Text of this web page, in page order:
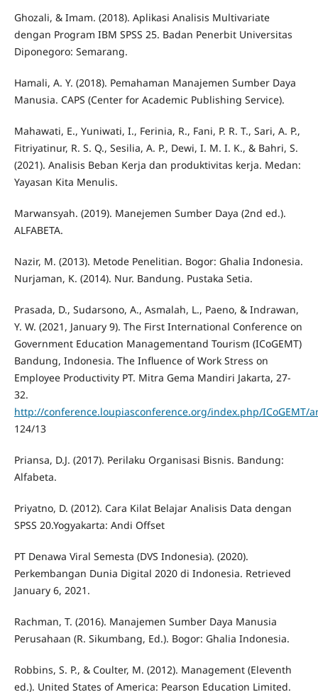
Ghozali, & Imam. (2018). Aplikasi Analisis Multivariate
dengan Program IBM SPSS 25. Badan Penerbit Universitas
Diponegoro: Semarang.
Hamali, A. Y. (2018). Pemahaman Manajemen Sumber Daya
Manusia. CAPS (Center for Academic Publishing Service).
Mahawati, E., Yuniwati, I., Ferinia, R., Fani, P. R. T., Sari, A. P.,
Fitriyatinur, R. S. Q., Sesilia, A. P., Dewi, I. M. I. K., & Bahri, S.
(2021). Analisis Beban Kerja dan produktivitas kerja. Medan:
Yayasan Kita Menulis.
Marwansyah. (2019). Manejemen Sumber Daya (2nd ed.).
ALFABETA.
Nazir, M. (2013). Metode Penelitian. Bogor: Ghalia Indonesia.
Nurjaman, K. (2014). Nur. Bandung. Pustaka Setia.
Prasada, D., Sudarsono, A., Asmalah, L., Paeno, & Indrawan,
Y. W. (2021, January 9). The First International Conference on
Government Education Managementand Tourism (ICoGEMT)
Bandung, Indonesia. The Influence of Work Stress on
Employee Productivity PT. Mitra Gema Mandiri Jakarta, 27-
32.
http://conference.loupiasconference.org/index.php/ICoGEMT/
124/13
Priansa, D.J. (2017). Perilaku Organisasi Bisnis. Bandung:
Alfabeta.
Priyatno, D. (2012). Cara Kilat Belajar Analisis Data dengan
SPSS 20.Yogyakarta: Andi Offset
PT Denawa Viral Semesta (DVS Indonesia). (2020).
Perkembangan Dunia Digital 2020 di Indonesia. Retrieved
January 6, 2021.
Rachman, T. (2016). Manajemen Sumber Daya Manusia
Perusahaan (R. Sikumbang, Ed.). Bogor: Ghalia Indonesia.
Robbins, S. P., & Coulter, M. (2012). Management (Eleventh
ed.). United States of America: Pearson Education Limited.